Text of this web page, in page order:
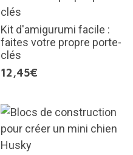
Kit d'amigurumi facile :
faites votre propre porte-
clés
12,45€